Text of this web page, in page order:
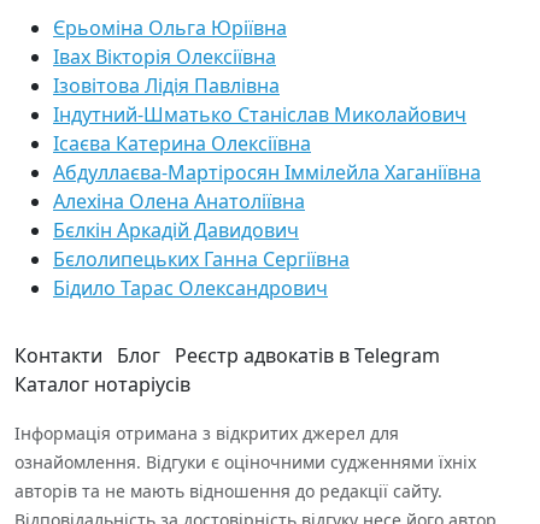
Єрьоміна Ольга Юріївна
Івах Вікторія Олексіївна
Ізовітова Лідія Павлівна
Індутний-Шматько Станіслав Миколайович
Ісаєва Катерина Олексіївна
Абдуллаєва-Мартіросян Іммілейла Хаганіївна
Алехіна Олена Анатоліївна
Бєлкін Аркадій Давидович
Бєлолипецьких Ганна Сергіївна
Бідило Тарас Олександрович
Контакти Блог Реєстр адвокатів в Telegram
Каталог нотаріусів
Інформація отримана з відкритих джерел для
ознайомлення. Відгуки є оціночними судженнями їхніх
авторів та не мають відношення до редакції сайту.